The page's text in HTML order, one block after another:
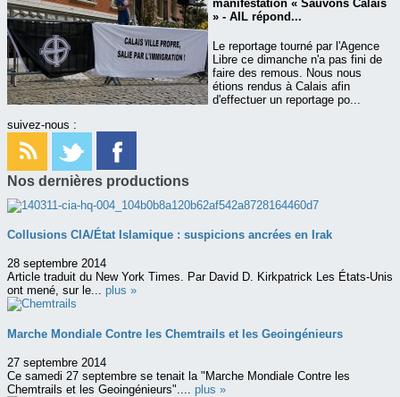
manifestation « Sauvons Calais
» - AIL répond...
Le reportage tourné par l'Agence
Libre ce dimanche n'a pas fini de
faire des remous. Nous nous
étions rendus à Calais afin
d'effectuer un reportage po...
suivez-nous :
Nos dernières productions
Collusions CIA/État Islamique : suspicions ancrées en Irak
28 septembre 2014
Article traduit du New York Times. Par David D. Kirkpatrick Les États-Unis
ont mené, sur le... plus »
Marche Mondiale Contre les Chemtrails et les Geoingénieurs
27 septembre 2014
Ce samedi 27 septembre se tenait la "Marche Mondiale Contre les
Chemtrails et les Geoingénieurs".... plus »